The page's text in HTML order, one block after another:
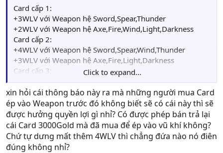
Card cấp 1:
+3WLV với Weapon hệ Sword,Spear,Thunder
+2WLV với Weapon hệ Axe,Fire,Wind,Light,Darkness
Card cấp 2:
+4WLV với Weapon hệ Sword,Spear,Wind,Thunder
+3WLV với Weapon hệ Axe,Fire,Light,Darkness
Card cấp 3:
+4WLV với các hệ Weapon
Card cấp 4:
+4WLV với các hệ Weapon (ngoại trừ Card King
Knight,Empress và Dark Lord +2WLV
Card cấp 5:
+5WLV với các hệ Weapon
Click to expand...
xin hỏi cái thông báo này ra mà những người mua Card
ép vào Weapon trước đó không biết sẽ có cái này thì sẽ
được hưởng quyền lợi gì nhỉ? Có được phép bán trả lại
cái Card 3000Gold mà đã mua để ép vào vũ khí không?
Chứ tự dưng mất thêm 4WLV thì chẳng đứa nào nó điên
đúng không nhỉ?